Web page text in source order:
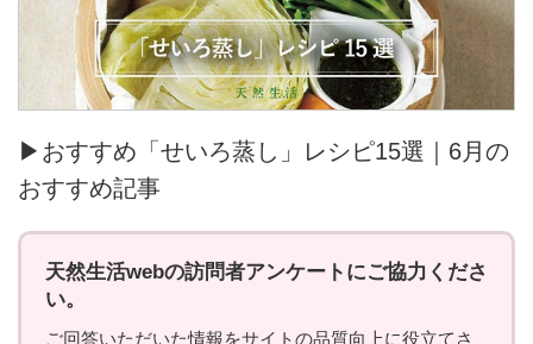
▶おすすめ「せいろ蒸し」レシピ15選｜6月の
おすすめ記事